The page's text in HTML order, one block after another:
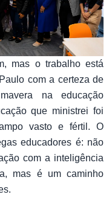
mas o trabalho está
com a certeza de
na educação
que ministrei foi
vasto e fértil. O
educadores é: não
com a inteligência
mas é um caminho